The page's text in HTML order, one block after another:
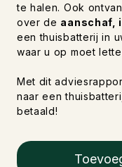
te halen. Ook
over de aanschaf,
een thuisbatterij in
waar u op moet
Met dit
naar een
betaald!